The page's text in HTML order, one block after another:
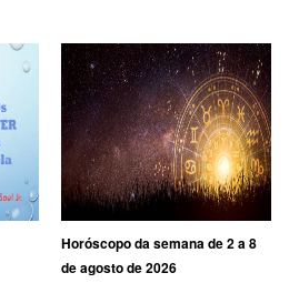
Horóscopo da semana de 2 a 8
de agosto de 2026